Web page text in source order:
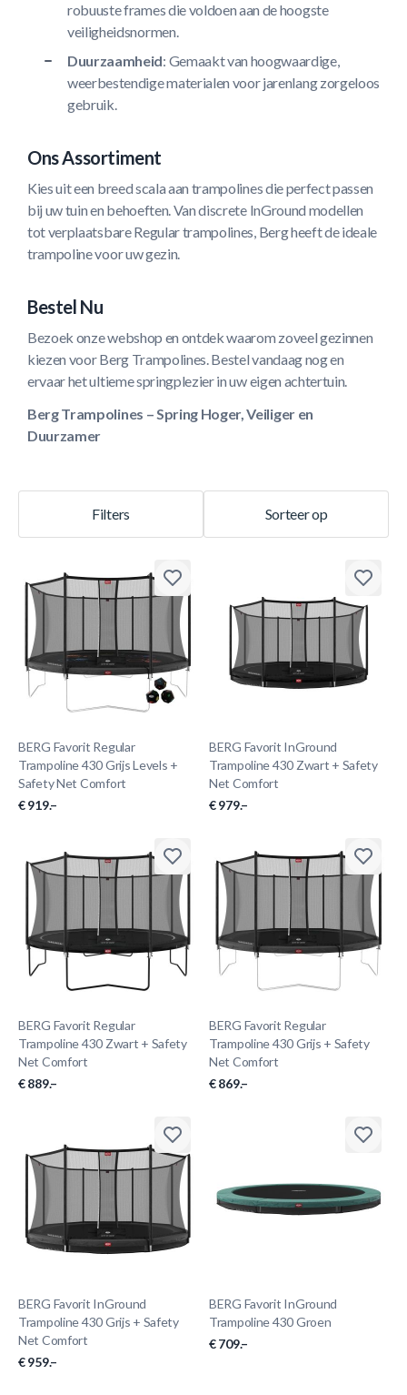
robuuste frames die voldoen aan de hoogste
veiligheidsnormen.
Duurzaamheid: Gemaakt van hoogwaardige,
weerbestendige materialen voor jarenlang zorgeloos
gebruik.
Ons Assortiment
Kies uit een breed scala aan trampolines die perfect passen
bij uw tuin en behoeften. Van discrete InGround modellen
tot verplaatsbare Regular trampolines, Berg heeft de ideale
trampoline voor uw gezin.
Bestel Nu
Bezoek onze webshop en ontdek waarom zoveel gezinnen
kiezen voor Berg Trampolines. Bestel vandaag nog en
ervaar het ultieme springplezier in uw eigen achtertuin.
Berg Trampolines – Spring Hoger, Veiliger en
Duurzamer
Sorteer op
Filters
BERG Favorit Regular
Trampoline 430 Grijs Levels +
Safety Net Comfort
€ 919.–
BERG Favorit InGround
Trampoline 430 Zwart + Safety
Net Comfort
€ 979.–
BERG Favorit Regular
Trampoline 430 Zwart + Safety
Net Comfort
€ 889.–
BERG Favorit Regular
Trampoline 430 Grijs + Safety
Net Comfort
€ 869.–
BERG Favorit InGround
Trampoline 430 Grijs + Safety
Net Comfort
€ 959.–
BERG Favorit InGround
Trampoline 430 Groen
€ 709.–